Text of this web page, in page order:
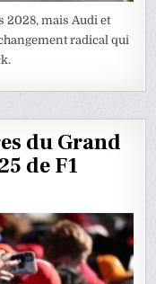
2028, mais Audi et
radical qui
du Grand
de F1